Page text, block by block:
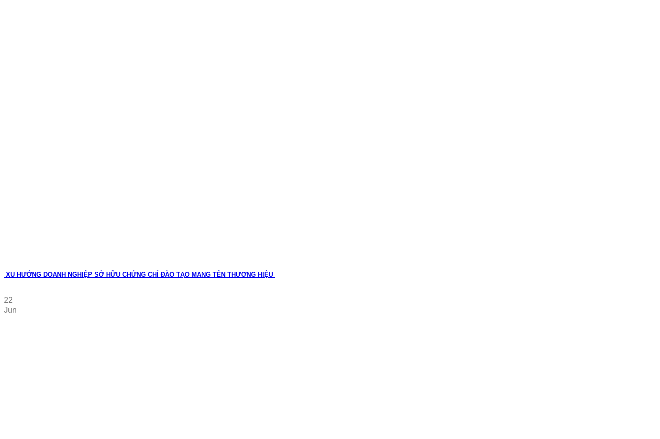
XU HƯỚNG DOANH NGHIỆP SỞ HỮU CHỨNG CHỈ ĐÀO TẠO MANG TÊN THƯƠNG HIỆU
22
Jun